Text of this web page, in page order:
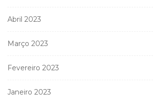
Abril 2023
Março 2023
Fevereiro 2023
Janeiro 2023